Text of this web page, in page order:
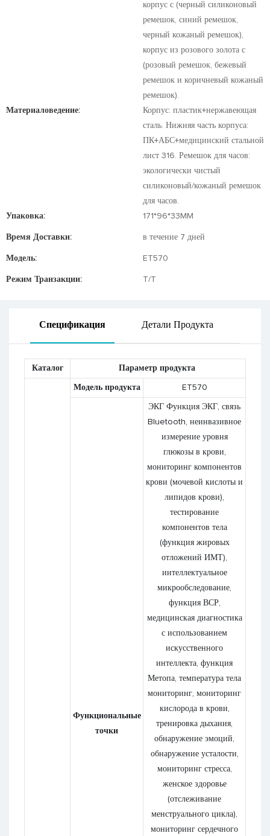
корпус с (черный силиконовый
ремешок, синий ремешок,
черный кожаный ремешок),
корпус из розового золота с
(розовый ремешок, бежевый
ремешок и коричневый кожаный
ремешок).
Материаловедение:
Корпус: пластик+нержавеющая
сталь. Нижняя часть корпуса:
ПК+АБС+медицинский стальной
лист 316. Ремешок для часов:
экологически чистый
силиконовый/кожаный ремешок
для часов.
Упаковка:
171*96*33MM
Время Доставки: в течение 7 дней
Модель: ET570
Режим Транзакции: T/T
Спецификация Детали Продукта
Каталог Параметр продукта
Модель продукта ET570
Функциональные
точки
ЭКГ Функция ЭКГ, связь
Bluetooth, неинвазивное
измерение уровня
глюкозы в крови,
мониторинг компонентов
крови (мочевой кислоты и
липидов крови),
тестирование
компонентов тела
(функция жировых
отложений ИМТ),
интеллектуальное
микрообследование,
функция ВСР,
медицинская диагностика
с использованием
искусственного
интеллекта, функция
Метопа, температура тела
мониторинг, мониторинг
кислорода в крови,
тренировка дыхания,
обнаружение эмоций,
обнаружение усталости,
мониторинг стресса,
женское здоровье
(отслеживание
менструального цикла),
мониторинг сердечного